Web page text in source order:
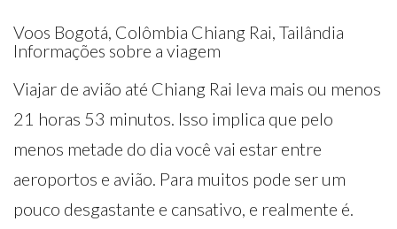
Voos Bogotá, Colômbia Chiang Rai, Tailândia
Informações sobre a viagem
Viajar de avião até Chiang Rai leva mais ou menos
21 horas 53 minutos. Isso implica que pelo
menos metade do dia você vai estar entre
aeroportos e avião. Para muitos pode ser um
pouco desgastante e cansativo, e realmente é.